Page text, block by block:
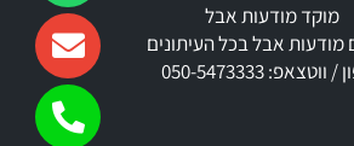
מוקד מודעות אבל
מודעות אבל בכל העיתונים
050-5473333